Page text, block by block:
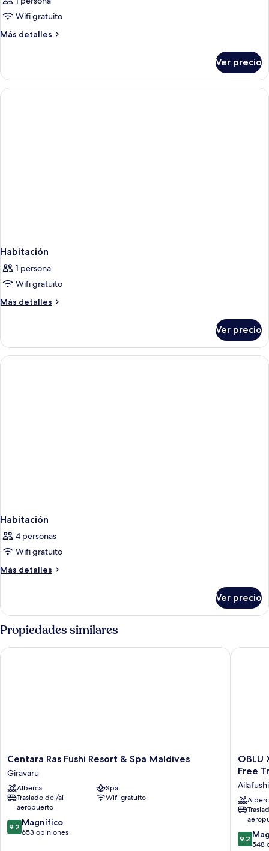
Oct'25
Wifi gratuito
Más detalles
Más
Ver precio
Habitación
1 persona
Wifi gratuito
Más detalles
Más
Ver precio
Habitación
4 personas
Wifi gratuito
Más detalles
Más
Ver precio
Propiedades similares
Centara
Ras
Fushi
Resort
&
Spa
Maldives
Giravaru
Centara Ras Fushi Resort & Spa Maldives
Giravaru
Alberca
Spa
Traslado del/al
aeropuerto
Wifi gratuito
9.2
de
9.2 Magnífico
653 opiniones
Centara Ras Fushi Resort & Spa Maldives
OBLU
-
All
Inclusive
with
Free
OBLU
Free
Ailafushi
9.2
de
9.2
548
OBLU